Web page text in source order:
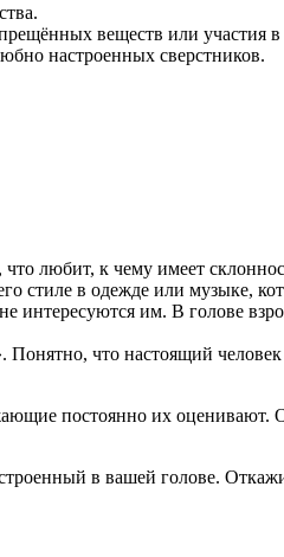
веществ или участия в
настроенных сверстников.
любит, к чему имеет
стиле в одежде или музыке,
им. В голове
что настоящий
постоянно их оценивают.
в вашей голове.